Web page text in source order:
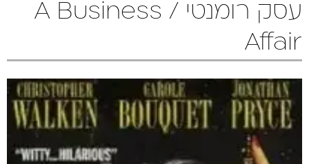
עסק רומנטי / A Business
Affair